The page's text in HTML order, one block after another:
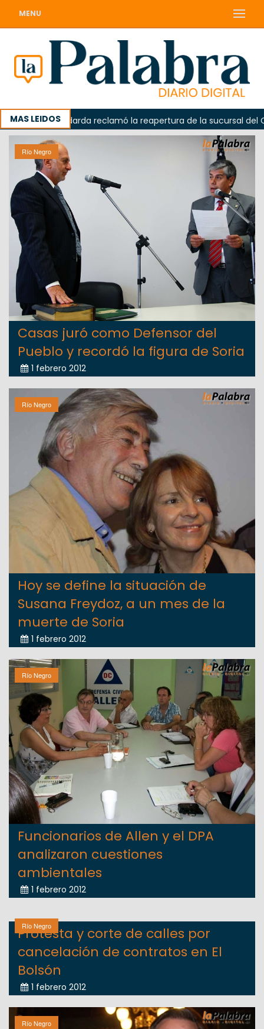
MENU
MAS LEIDOSOdarda reclamó la reapertura de la sucursal del
Río Negro
Casas juró como Defensor del
Pueblo y recordó la figura de Soria
1 febrero 2012
Río Negro
Hoy se define la situación de
Susana Freydoz, a un mes de la
muerte de Soria
1 febrero 2012
Río Negro
Funcionarios de Allen y el DPA
analizaron cuestiones
ambientales
1 febrero 2012
Río Negro
Protesta y corte de calles por
cancelación de contratos en El
Bolsón
1 febrero 2012
Río Negro